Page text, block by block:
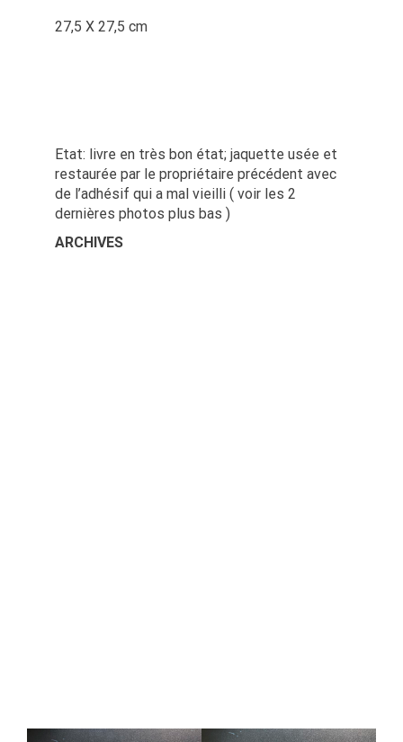
27,5 X 27,5 cm
Etat: livre en très bon état; jaquette usée et
restaurée par le propriétaire précédent avec
de l’adhésif qui a mal vieilli ( voir les 2
dernières photos plus bas )
ARCHIVES